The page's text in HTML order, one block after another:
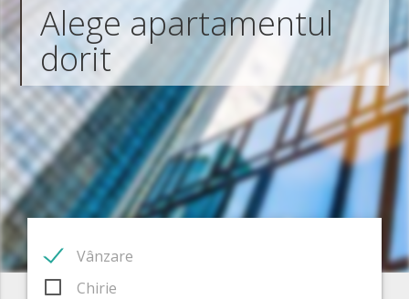
Alege apartamentul
dorit
Vânzare
Chirie